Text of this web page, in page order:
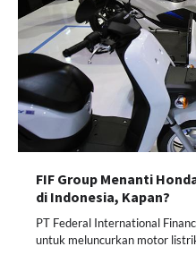
FIF Group Menanti
di Indonesia, Kapan?
PT Federal International
untuk meluncurkan motor